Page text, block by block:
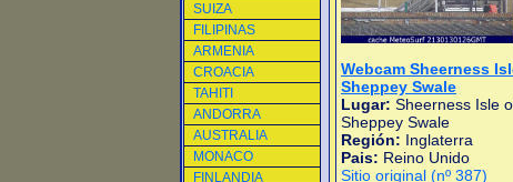
SUIZA
FILIPINAS
ARMENIA
CROACIA
TAHITI
ANDORRA
AUSTRALIA
MONACO
FINLANDIA
Webcam Sheerness
Sheppey Swale
Lugar: Sheerness Isle
Sheppey Swale
Región: Inglaterra
Pais: Reino Unido
Sitio original (nº 387)